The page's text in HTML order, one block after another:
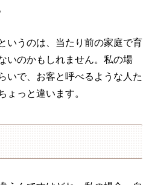
いうのは、当たり前の家庭で育
いのかもしれません。私の場
いで、お客と呼べるような人た
っと違います。